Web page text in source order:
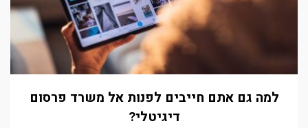
למה גם אתם חייבים לפנות אל משרד פרסום
דיגיטלי?